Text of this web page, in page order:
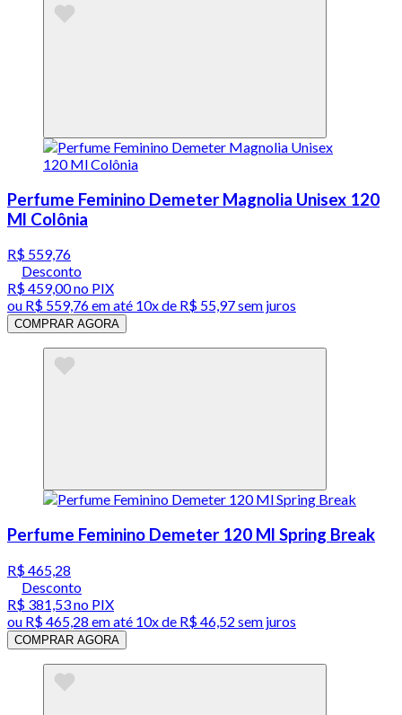
Perfume Feminino Demeter Magnolia Unisex 120
Ml Colônia
R$ 559,76
Desconto
R$ 459,00no PIX
ou R$ 559,76em até 10x de R$ 55,97 sem juros
COMPRAR AGORA
Perfume Feminino Demeter 120 Ml Spring Break
R$ 465,28
Desconto
R$ 381,53no PIX
ou R$ 465,28 em até 10x de R$ 46,52 sem juros
COMPRAR AGORA